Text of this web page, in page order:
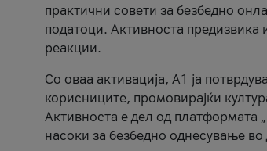
практични совети за безбедно
податоци. Активноста предизвика
реакции.
Со оваа активација, А1 ја
корисниците, промовирајќи
Активноста е дел од платформата
насоки за безбедно однесување во